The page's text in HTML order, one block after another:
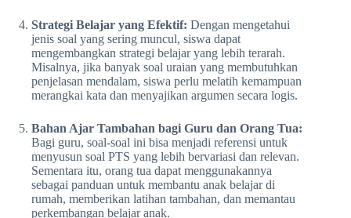
Strategi Belajar yang Efektif: Dengan mengetahui
jenis soal yang sering muncul, siswa dapat
mengembangkan strategi belajar yang lebih terarah.
Misalnya, jika banyak soal uraian yang membutuhkan
penjelasan mendalam, siswa perlu melatih kemampuan
merangkai kata dan menyajikan argumen secara logis.
Bahan Ajar Tambahan bagi Guru dan Orang Tua:
Bagi guru, soal-soal ini bisa menjadi referensi untuk
menyusun soal PTS yang lebih bervariasi dan relevan.
Sementara itu, orang tua dapat menggunakannya
sebagai panduan untuk membantu anak belajar di
rumah, memberikan latihan tambahan, dan memantau
perkembangan belajar anak.